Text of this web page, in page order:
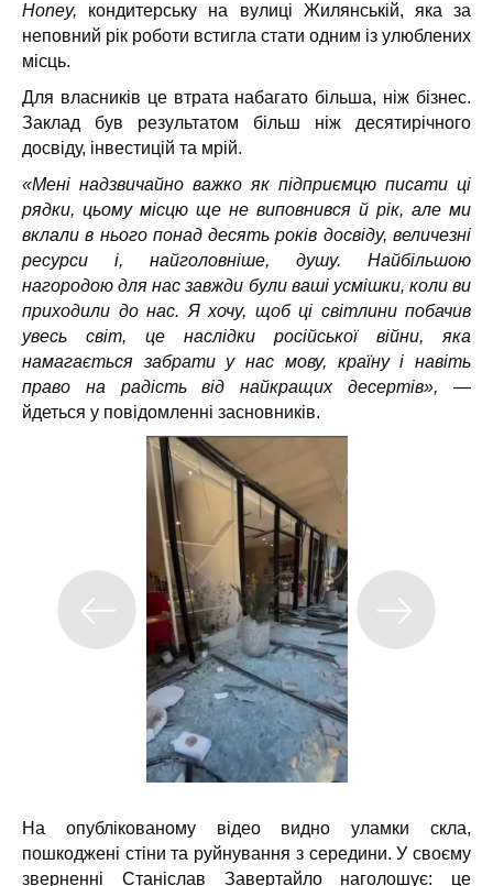
Honey, кондитерську на вулиці Жилянській, яка за
неповний рік роботи встигла стати одним із улюблених
місць.
Для власників це втрата набагато більша, ніж бізнес.
Заклад був результатом більш ніж десятирічного
досвіду, інвестицій та мрій.
«Мені надзвичайно важко як підприємцю писати ці
рядки, цьому місцю ще не виповнився й рік, але ми
вклали в нього понад десять років досвіду, величезні
ресурси і, найголовніше, душу. Найбільшою
нагородою для нас завжди були ваші усмішки, коли ви
приходили до нас. Я хочу, щоб ці світлини побачив
увесь світ, це наслідки російської війни, яка
намагається забрати у нас мову, країну і навіть
право на радість від найкращих десертів», —
йдеться у повідомленні засновників.
На опублікованому відео видно уламки скла,
пошкоджені стіни та руйнування з середини. У своєму
зверненні Станіслав Завертайло наголошує: це